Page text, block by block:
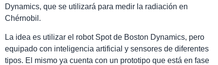
Dynamics, que se utilizará para medir la radiación en
Chérnobil.
La idea es utilizar el robot Spot de Boston Dynamics, pero
equipado con inteligencia artificial y sensores de diferentes
tipos. El mismo ya cuenta con un prototipo que está en fase